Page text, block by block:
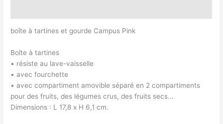
boîte à tartines et gourde Campus Pink
Boîte à tartines
• résiste au lave-vaisselle
• avec fourchette
• avec compartiment amovible séparé en 2 compartiments
pour des fruits, des légumes crus, des fruits secs…
Dimensions : L 17,8 x H 6,1 cm.